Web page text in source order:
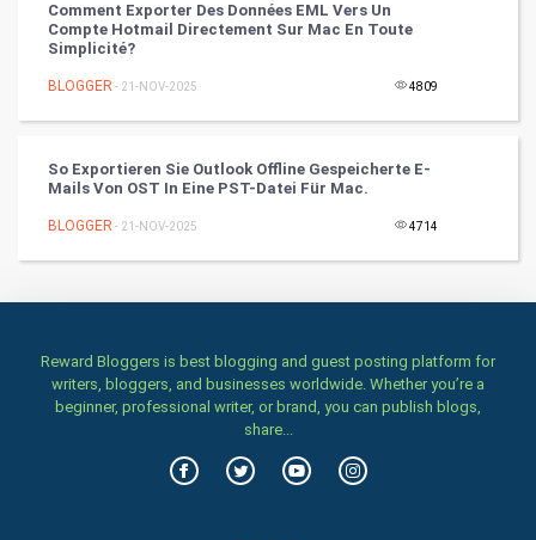
Classical
Home & garden
Family
World Economics
Comment Exporter Des Données EML Vers Un
Compte Hotmail Directement Sur Mac En Toute
Simplicité?
BLOGGER - 21-NOV-2025 4809
So Exportieren Sie Outlook Offline Gespeicherte E-
Mails Von OST In Eine PST-Datei Für Mac.
BLOGGER - 21-NOV-2025 4714
Reward Bloggers is best blogging and guest posting platform for
writers, bloggers, and businesses worldwide. Whether you’re a
beginner, professional writer, or brand, you can publish blogs,
share...